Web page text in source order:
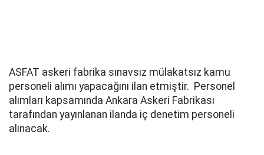
ASFAT askeri fabrika sınavsız mülakatsız kamu
personeli alımı yapacağını ilan etmiştir. Personel
alımları kapsamında Ankara Askeri Fabrikası
tarafından yayınlanan ilanda iç denetim personeli
alınacak.